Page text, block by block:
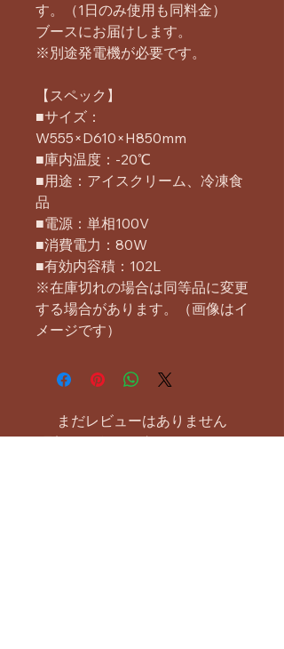
す。（1日のみ使用も同料金）
ブースにお届けします。
※別途発電機が必要です。
【スペック】
■サイズ：
W555×D610×H850mm
■庫内温度：-20℃
■用途：アイスクリーム、冷凍食
品
■電源：単相100V
■消費電力：80W
■有効内容積：102L
※在庫切れの場合は同等品に変更
する場合があります。（画像はイ
メージです）
まだレビューはありません
最初のレビューを書きませんか？ あ